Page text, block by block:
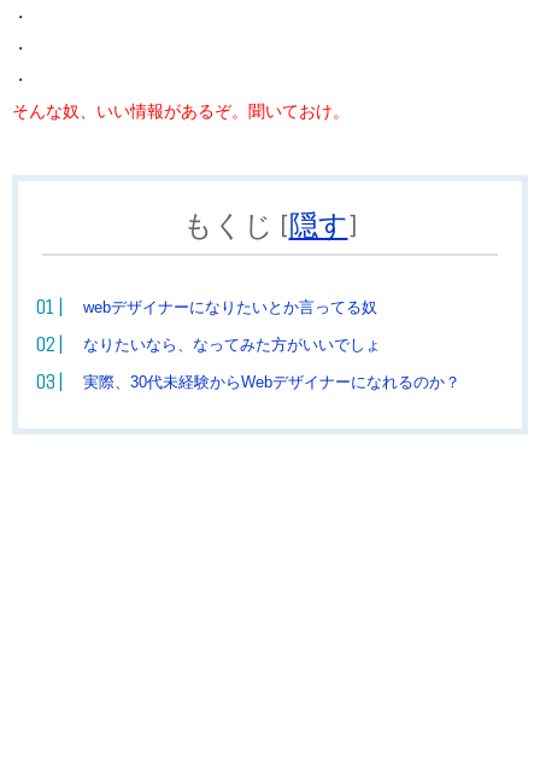
・
・
・
そんな奴、いい情報があるぞ。聞いておけ。
もくじ [隠す]
webデザイナーになりたいとか言ってる奴
なりたいなら、なってみた方がいいでしょ
実際、30代未経験からWebデザイナーになれるのか？